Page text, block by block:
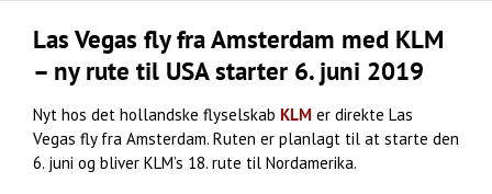
Las Vegas fly fra Amsterdam med KLM
– ny rute til USA starter 6. juni 2019
Nyt hos det hollandske flyselskab KLM er direkte Las
Vegas fly fra Amsterdam. Ruten er planlagt til at starte den
6. juni og bliver KLM’s 18. rute til Nordamerika.